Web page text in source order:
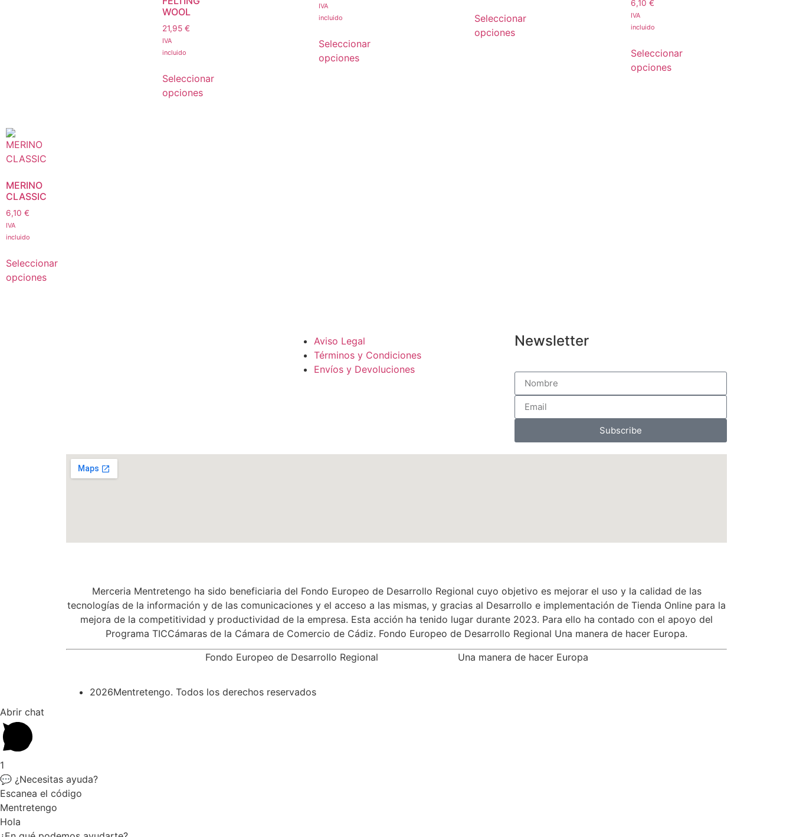
WOOL
21,95 €
IVA
incluido
Seleccionar
opciones
IVA
incluido
Seleccionar
opciones
Seleccionar
opciones
6,10€
IVA
incluido
Seleccionar
opciones
MERINO
CLASSIC
6,10 €
IVA
incluido
Seleccionar
opciones
Aviso Legal
Términos y Condiciones
Envíos y Devoluciones
Newsletter
Subscribe
Merceria Mentretengo ha sido beneficiaria del Fondo Europeo de Desarrollo Regional cuyo objetivo es mejorar el uso y la calidad de las
tecnologías de la información y de las comunicaciones y el acceso a las mismas, y gracias al Desarrollo e implementación de Tienda Online para la
mejora de la competitividad y productividad de la empresa. Esta acción ha tenido lugar durante 2023. Para ello ha contado con el apoyo del
Programa TICCámaras de la Cámara de Comercio de Cádiz. Fondo Europeo de Desarrollo Regional Una manera de hacer Europa.
Fondo Europeo de Desarrollo Regional Una manera de hacer Europa
2026Mentretengo. Todos los derechos reservados
Abrir chat
1
💬 ¿Necesitas ayuda?
Escanea el código
Mentretengo
Hola